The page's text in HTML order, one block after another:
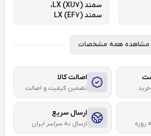
سمند LX (XU7)،
سمند LX (EF7)
مشاهده همه مشخصات
اصالت کالا
تضمین کیفیت و اصالت
روزه
ارسال سریع
ارسال به سراسر ایران